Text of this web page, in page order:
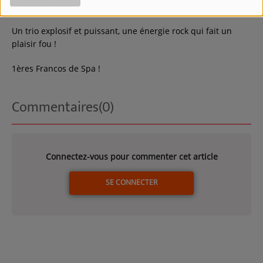
à la batterie.
Un trio explosif et puissant, une énergie rock qui fait un
plaisir fou !
1ères Francos de Spa !
Commentaires(0)
Connectez-vous pour commenter cet article
SE CONNECTER